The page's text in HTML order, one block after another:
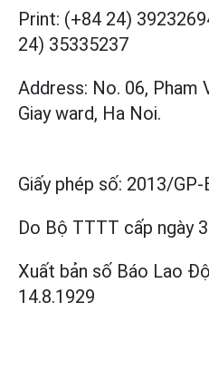
Print: (+84 24)
24) 35335237
Address: No. 06, Pham
Giay ward, Ha Noi.
Giấy phép số: 2013/
Do Bộ TTTT cấp ngày
Xuất bản số Báo Lao
14.8.1929